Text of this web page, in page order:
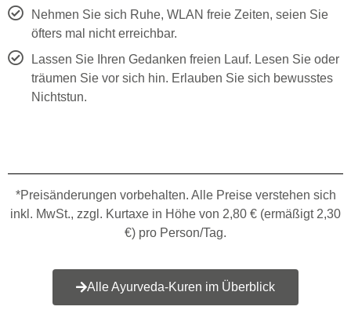
Nehmen Sie sich Ruhe, WLAN freie Zeiten, seien Sie
öfters mal nicht erreichbar.
Lassen Sie Ihren Gedanken freien Lauf. Lesen Sie oder
träumen Sie vor sich hin. Erlauben Sie sich bewusstes
Nichtstun.
*Preisänderungen vorbehalten. Alle Preise verstehen sich
inkl. MwSt., zzgl. Kurtaxe in Höhe von 2,80 € (ermäßigt 2,30
€) pro Person/Tag.
Alle Ayurveda-Kuren im Überblick